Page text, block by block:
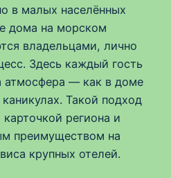
в малых населённых
дома на морском
владельцами, лично
Здесь каждый гость
атмосфера — как в доме
Такой подход
региона и
преимуществом на
крупных отелей.